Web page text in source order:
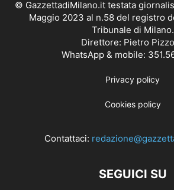
© GazzettadiMilano.it testata
Maggio 2023 al n.58 del registro
Tribunale di Milano.
Direttore: Pietro
WhatsApp & mobile:
Privacy policy
Cookies policy
Contattaci:
SEGUICI SU